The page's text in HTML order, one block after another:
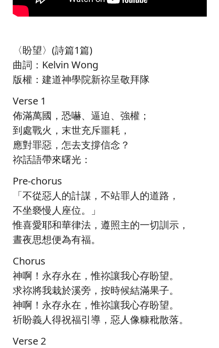
〈盼望〉(詩篇1篇)
曲詞：Kelvin Wong
版權：建道神學院新祢呈敬拜隊
Verse 1
佈滿萬國，恐嚇、逼迫、強權；
到處戰火，末世充斥噩耗，
應對罪惡，怎去支撐信念？
祢話語帶來曙光：
Pre-chorus
「不從惡人的計謀，不站罪人的道路，
不坐褻慢人座位。」
惟喜愛耶和華律法，遵照主的一切訓示，
晝夜思想便為有福。
Chorus
神啊！永存永在，惟祢讓我心存盼望。
求祢將我栽於溪旁，按時候結滿果子。
神啊！永存永在，惟祢讓我心存盼望。
祈盼義人得祝福引導，惡人像糠秕散落。
Verse 2